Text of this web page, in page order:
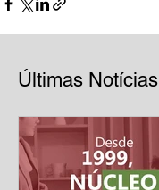
Últimas Notícias